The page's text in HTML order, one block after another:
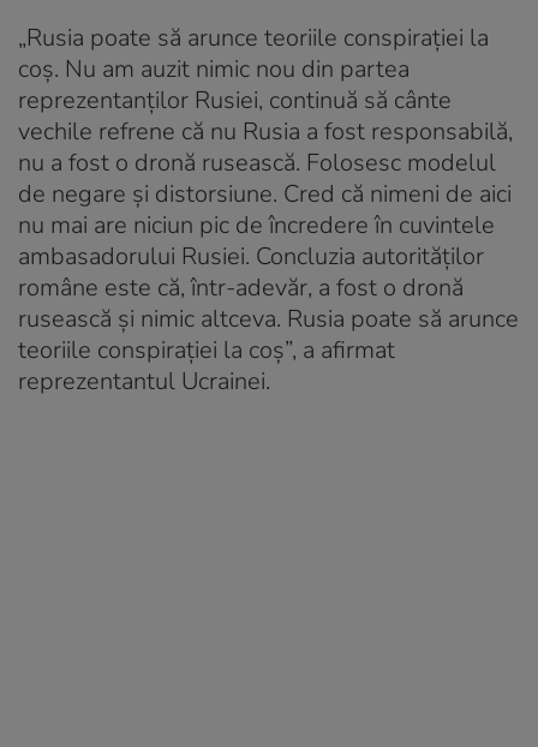
„Rusia poate să arunce teoriile conspiraţiei la
coş. Nu am auzit nimic nou din partea
reprezentanţilor Rusiei, continuă să cânte
vechile refrene că nu Rusia a fost responsabilă,
nu a fost o dronă rusească. Folosesc modelul
de negare şi distorsiune. Cred că nimeni de aici
nu mai are niciun pic de încredere în cuvintele
ambasadorului Rusiei. Concluzia autorităţilor
române este că, într-adevăr, a fost o dronă
rusească şi nimic altceva. Rusia poate să arunce
teoriile conspiraţiei la coş”, a afirmat
reprezentantul Ucrainei.